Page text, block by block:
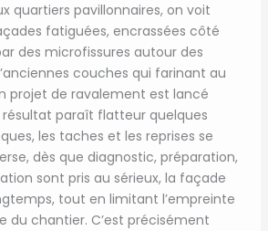
quartiers pavillonnaires, on voit
fatiguées, encrassées côté
des microfissures autour des
couches qui farinant au
projet de ravalement est lancé
paraît flatteur quelques
les taches et les reprises se
dès que diagnostic, préparation,
sont pris au sérieux, la façade
tout en limitant l’empreinte
du chantier. C’est précisément